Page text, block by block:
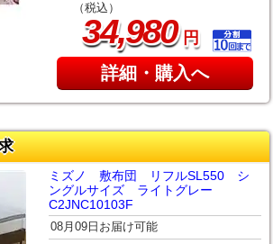
（税込）
34,980円
詳細・購入へ
ミズノ 敷布団 リフルSL550 シ
ングルサイズ ライトグレー
C2JNC10103F
08月09日お届け可能